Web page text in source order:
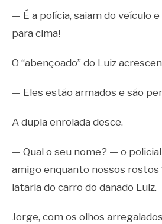
— É a polícia, saiam do veículo
para cima!
O “abençoado” do Luiz
— Eles estão armados e são
A dupla enrolada desce.
— Qual o seu nome? — o
amigo enquanto nossos rostos
lataria do carro do danado Luiz.
Jorge, com os olhos